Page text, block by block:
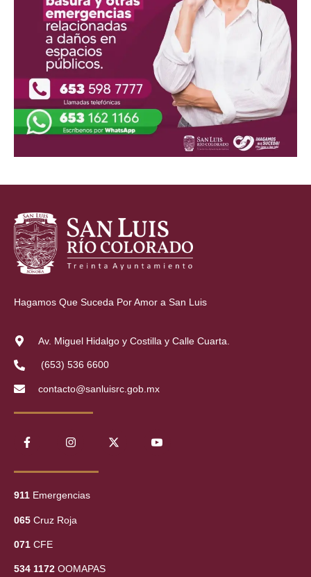
Hagamos Que Suceda Por Amor a San Luis
Av. Miguel Hidalgo y Costilla y Calle Cuarta.
(653) 536 6600
contacto@sanluisrc.gob.mx
911 Emergencias
065 Cruz Roja
071 CFE
534 1172 OOMAPAS